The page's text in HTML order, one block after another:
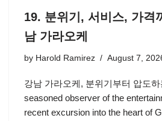
19. 분위기, 서비스, 가격
남 가라오케
by Harold Ramirez August 7,
강남 가라오케, 분위기부터 압도
seasoned observer of the
recent excursion into the heart of